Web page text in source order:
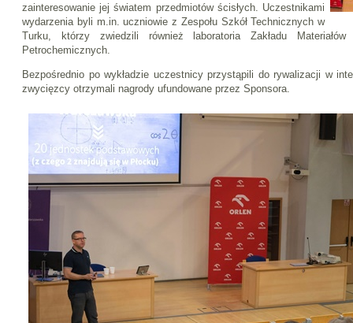
zainteresowanie jej światem przedmiotów ścisłych. Uczestnikami
wydarzenia byli m.in. uczniowie z Zespołu Szkół Technicznych w
Turku, którzy zwiedzili również laboratoria Zakładu
Petrochemicznych.
Bezpośrednio po wykładzie uczestnicy przystąpili do rywalizacji w
zwycięzcy otrzymali nagrody ufundowane przez Sponsora.